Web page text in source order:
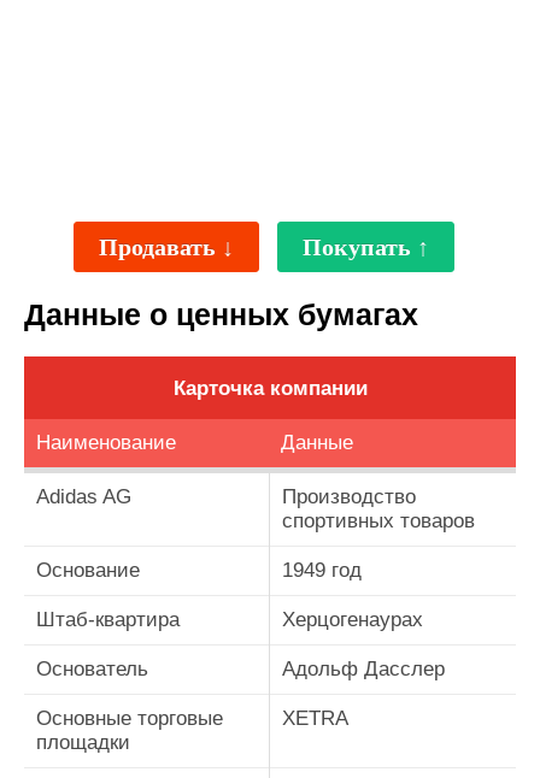
Продавать ↓ Покупать ↑
Данные о ценных бумагах
Карточка компании
Наименование Данные
Adidas AG
Производство
спортивных товаров
Основание 1949 год
Штаб-квартира Херцогенаурах
Основатель Адольф Дасслер
Основные торговые
площадки
XETRA